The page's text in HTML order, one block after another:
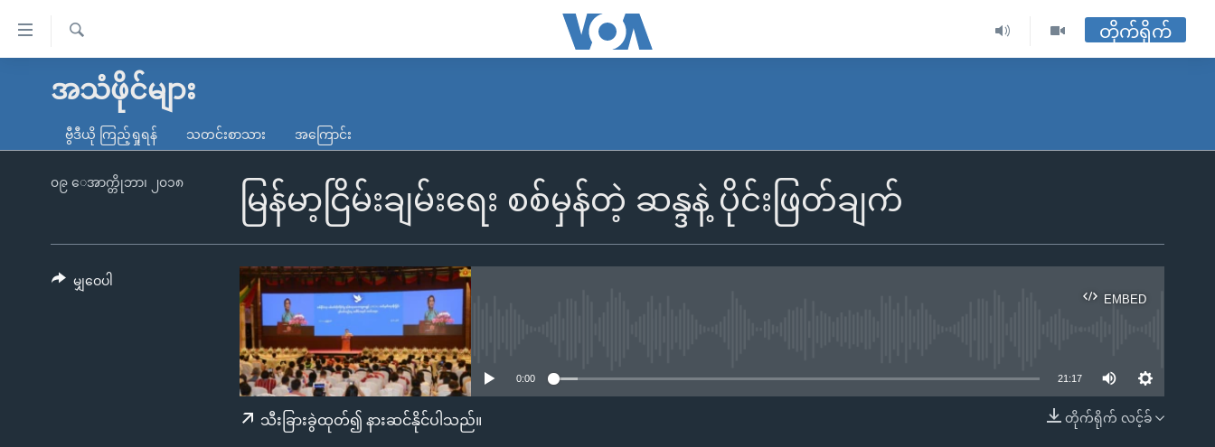
လွယ်ကူ
သည့်
မူလစာမျက်နှာ
ကမ္ဘာ့သတင်းများ
နိုင်ငံတကာ
တရုတ်
အစ္စရေး-ပါလက်စတိုင်း
ရပ်ဝန်းတခု လမ်းတခု အလွန်
အင်္ဂလိပ်စာလေ့လာမယ်
ရ
တိုက်ရိုက်
အသံဖိုင်များ
ဗွီဒီယို ကြည့်ရှုရန် သတင်းစာသား အကြောင်း
မြန်မာ့ငြိမ်းချမ်းရေး စစ်မှန်တဲ့ ဆန္ဒနဲ့ ပိုင်းဖြတ်ချက်
၀၉ ေအာက္တိုဘာ၊ ၂၀၁၈
EMBED
EMBED
0:00 21:17
တိုက်ရိုက် လင့်ခ်
သီးခြားခွဲထုတ်၍ နားဆင်နိုင်ပါသည်။
မျှဝေပါ